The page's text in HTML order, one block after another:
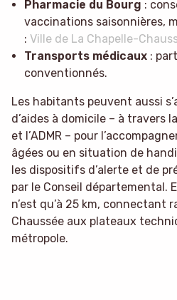
Pharmacie du Bourg :
vaccinations saisonnières,
: Ville de La Chapelle-
Transports médicaux:
conventionnés.
Les habitants peuvent aussi
d’aides à domicile – à travers
et l’ADMR – pour
âgées ou en situation de
les dispositifs d’alerte et de
par le Conseil départemental.
n’est qu’à 25 km, connectant
Chaussée aux plateaux
métropole.